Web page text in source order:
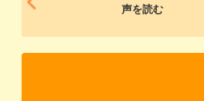
声を読む